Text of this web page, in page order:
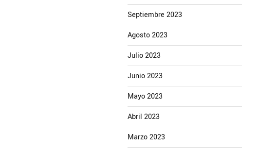
Septiembre 2023
Agosto 2023
Julio 2023
Junio 2023
Mayo 2023
Abril 2023
Marzo 2023